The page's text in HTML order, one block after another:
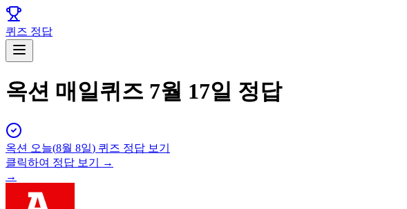
퀴즈 정답
옥션 매일퀴즈 7월 17일 정답
옥션 오늘(8월 8일) 퀴즈 정답 보기
클릭하여 정답 보기 →
→